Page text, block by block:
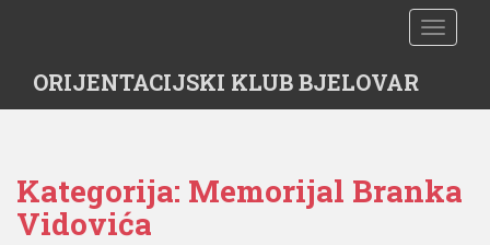
t
ORIJENTACIJSKI KLUB BJELOVAR
Kategorija: Memorijal Branka
Vidovića